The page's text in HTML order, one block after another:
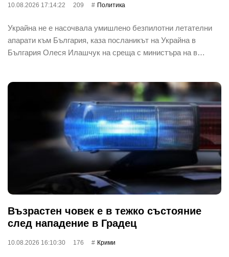
10.08.2026 17:14:22 209 Политика
Украйна не е насочвала умишлено безпилотни летателни
апарати към България, каза посланикът на Украйна в
България Олеся Илашчук на среща с министъра на в…
Възрастен човек е в тежко състояние
след нападение в Градец
10.08.2026 16:10:30 176 Крими